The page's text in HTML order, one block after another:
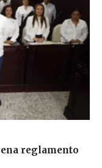
reglamento